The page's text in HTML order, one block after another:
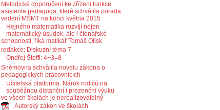
Metodické doporučení ke zřízení funkce
asistenta pedagoga, které schválila porada
vedení MŠMT na konci května 2015
Hejného matematika rozvíjí nejen
matematický úsudek, ale i čtenářské
schopnosti, říká matikář Tomáš Otisk
redakce: Diskuzní téma 7
Ondřej Šteffl: 4+3=8
Sněmovna schválila novelu zákona o
pedagogických pracovnících
Učitelská platforma: Nárok rodičů na
souběžnou distanční i prezenční výuku
ve všech školách je nerealizovatelný
Autorský zákon ve školách